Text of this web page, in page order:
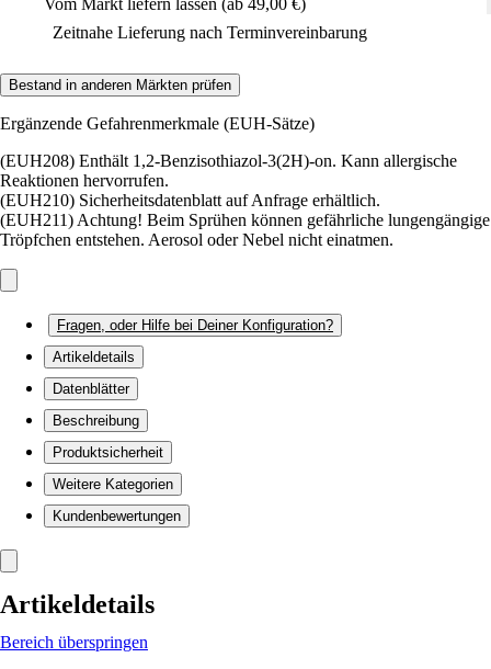
Zeitnahe Lieferung nach Terminvereinbarung
Bestand in anderen Märkten prüfen
Ergänzende Gefahrenmerkmale (EUH-Sätze)
(EUH208) Enthält 1,2-Benzisothiazol-3(2H)-on. Kann allergische
Reaktionen hervorrufen.
(EUH210) Sicherheitsdatenblatt auf Anfrage erhältlich.
(EUH211) Achtung! Beim Sprühen können gefährliche lungengängige
Tröpfchen entstehen. Aerosol oder Nebel nicht einatmen.
Fragen, oder Hilfe bei Deiner Konfiguration?
Artikeldetails
Datenblätter
Beschreibung
Produktsicherheit
Weitere Kategorien
Kundenbewertungen
Artikeldetails
Bereich überspringen